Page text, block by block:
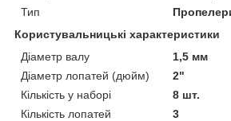
Тип
Користувальницькі характеристики
Діаметр валу
1,5 мм
Діаметр лопатей (дюйм)
2"
Кількість у наборі
8 шт.
Кількість лопатей
3